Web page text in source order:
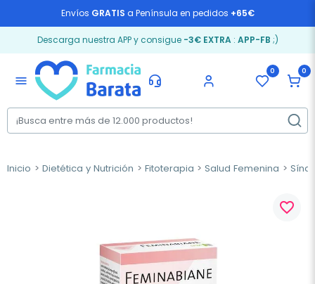
Envíos GRATIS a Península en pedidos +65€
Descarga nuestra APP y consigue -3€ EXTRA: APP-FB ;)
menu
0 0
Inicio Dietética y Nutrición Fitoterapia Salud Femenina
favorite_border